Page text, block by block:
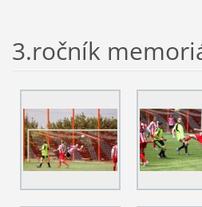
3.ročník